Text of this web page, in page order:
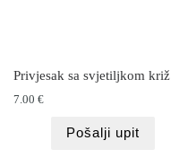
Privjesak sa svjetiljkom križ
7.00 €
Pošalji upit